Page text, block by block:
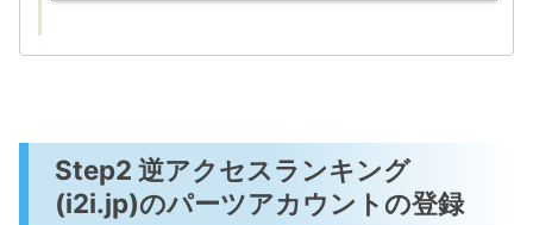
Step2 逆アクセスランキング
(i2i.jp)のパーツアカウントの登録